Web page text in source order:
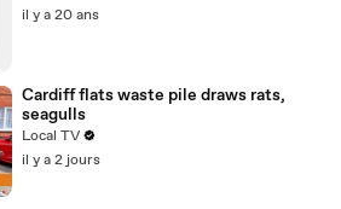
il y a 20 ans
Cardiff flats waste pile draws rats,
seagulls
Local TV
il y a 2 jours